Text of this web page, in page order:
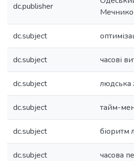
dc.publisher
dc.subject
dc.subject часові
dc.subject людська
dc.subject тайм-
dc.subject біоритм
dc.subject часова